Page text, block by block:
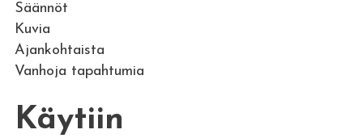
Säännöt
Kuvia
Ajankohtaista
Vanhoja tapahtumia
Käytiin